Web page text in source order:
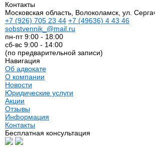
Контакты
Московская область, Волоколамск, ул.
+7 (926) 705 23 44 +7 (49636) 4 43 46
sobstvennik_@mail.ru
пн-пт 9:00 - 18:00
сб-вс 9:00 - 14:00
(по предварительной записи)
Навигация
Об адвокате
О компании
Новости
Юридические услуги
Акции
Отзывы
Информация
Контакты
Бесплатная консультация